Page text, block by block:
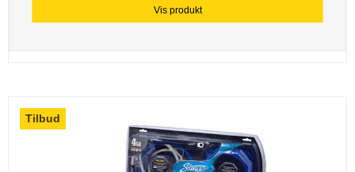
Vis produkt
Tilbud